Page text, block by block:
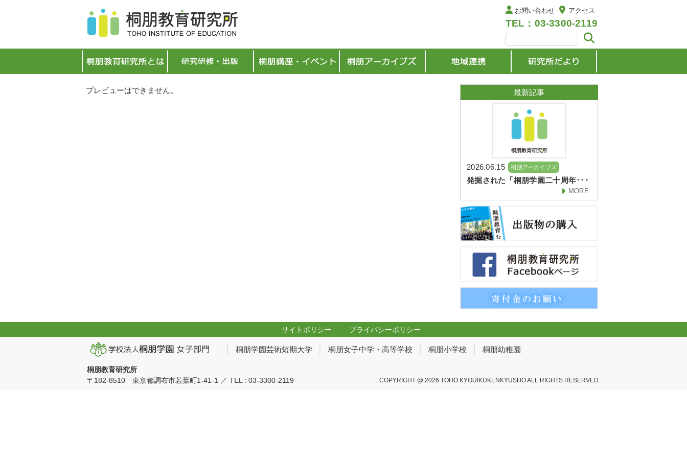
お問い合わせ アクセス
TEL：03-3300-2119
プレビューはできません。 最新記事
2026.06.15 桐朋アーカイブズ
発掘された「桐朋学園二十周年･･･
MORE
サイトポリシー プライバシーポリシー
桐朋学園芸術短期大学 桐朋女子中学・高等学校 桐朋小学校 桐朋幼稚園
桐朋教育研究所
〒182-8510 東京都調布市若葉町1-41-1 ／ TEL : 03-3300-2119
COPYRIGHT @ 2026 TOHO KYOUIKUKENKYUSHO ALL RIGHTS RESERVED.